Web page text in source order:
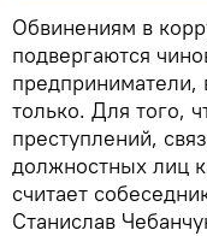
Обвинениям в
подвергаются
предприниматели,
только. Для того,
преступлений,
должностных лиц
считает
Станислав